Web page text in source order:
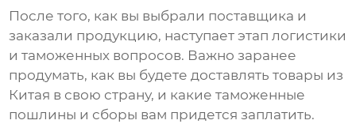
После того, как вы выбрали поставщика и
заказали продукцию, наступает этап логистики
и таможенных вопросов. Важно заранее
продумать, как вы будете доставлять товары из
Китая в свою страну, и какие таможенные
пошлины и сборы вам придется заплатить.